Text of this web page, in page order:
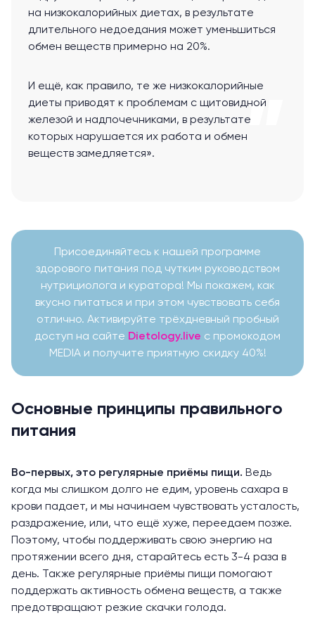
на низкокалорийных диетах, в результате
длительного недоедания может уменьшиться
обмен веществ примерно на 20%.
И ещё, как правило, те же низкокалорийные
диеты приводят к проблемам с щитовидной
железой и надпочечниками, в результате
которых нарушается их работа и обмен
веществ замедляется».
Присоединяйтесь к нашей программе
здорового питания под чутким руководством
нутрициолога и куратора! Мы покажем, как
вкусно питаться и при этом чувствовать себя
отлично. Активируйте трёхдневный пробный
доступ на сайте Dietology.live с промокодом
MEDIA и получите приятную скидку 40%!
Основные принципы правильного
питания
Во-первых, это регулярные приёмы пищи. Ведь
когда мы слишком долго не едим, уровень сахара в
крови падает, и мы начинаем чувствовать усталость,
раздражение, или, что ещё хуже, переедаем позже.
Поэтому, чтобы поддерживать свою энергию на
протяжении всего дня, старайтесь есть 3-4 раза в
день. Также регулярные приёмы пищи помогают
поддержать активность обмена веществ, а также
предотвращают резкие скачки голода.